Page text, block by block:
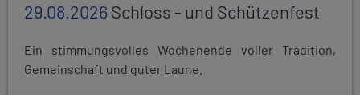
29.08.2026Schloss - und Schützenfest
Ein stimmungsvolles Wochenende voller Tradition,
Gemeinschaft und guter Laune.